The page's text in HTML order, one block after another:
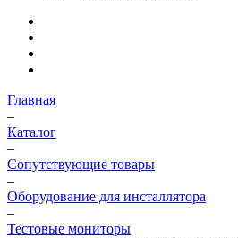
Главная
–
Каталог
–
Сопутствующие товары
–
Оборудование для инсталлятора
–
Тестовые мониторы